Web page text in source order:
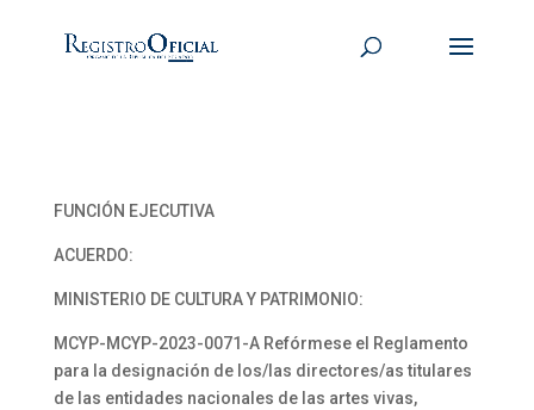
FUNCIÓN EJECUTIVA
ACUERDO:
MINISTERIO DE CULTURA Y PATRIMONIO:
MCYP-MCYP-2023-0071-A Refórmese el Reglamento
para la designación de los/las directores/as titulares
de las entidades nacionales de las artes vivas,